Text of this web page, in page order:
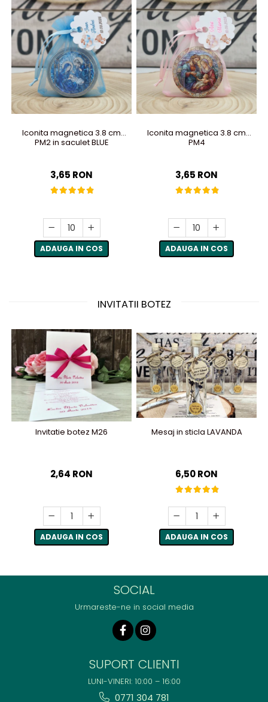
Iconita magnetica 3.8 cm
PM2 in saculet BLUE
3,65 RON
ADAUGA IN COS
Iconita magnetica 3.8 cm
PM4
3,65 RON
ADAUGA IN COS
INVITATII BOTEZ
Invitatie botez M26
2,64 RON
ADAUGA IN COS
Mesaj in sticla LAVANDA
6,50 RON
ADAUGA IN COS
SOCIAL
Urmareste-ne in social media
SUPORT CLIENTI
LUNI-VINERI: 10:00 – 16:00
0771 304 781